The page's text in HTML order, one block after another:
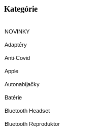
Kategórie
NOVINKY
Adaptéry
Anti-Covid
Apple
Autonabíjačky
Batérie
Bluetooth Headset
Bluetooth Reproduktor